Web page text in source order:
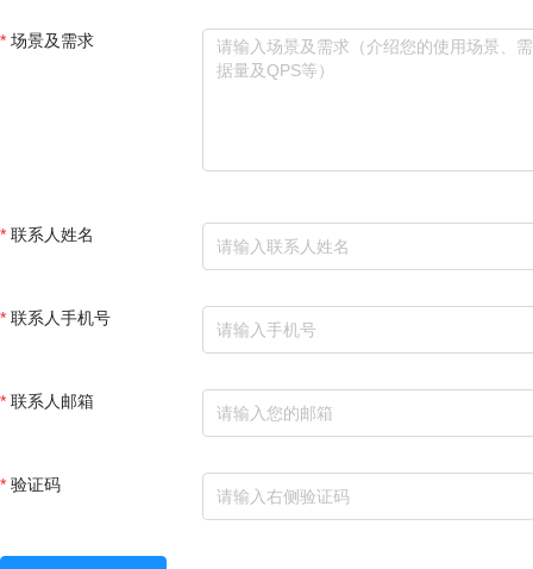
场景及需求
联系人姓名
联系人手机号
联系人邮箱
验证码